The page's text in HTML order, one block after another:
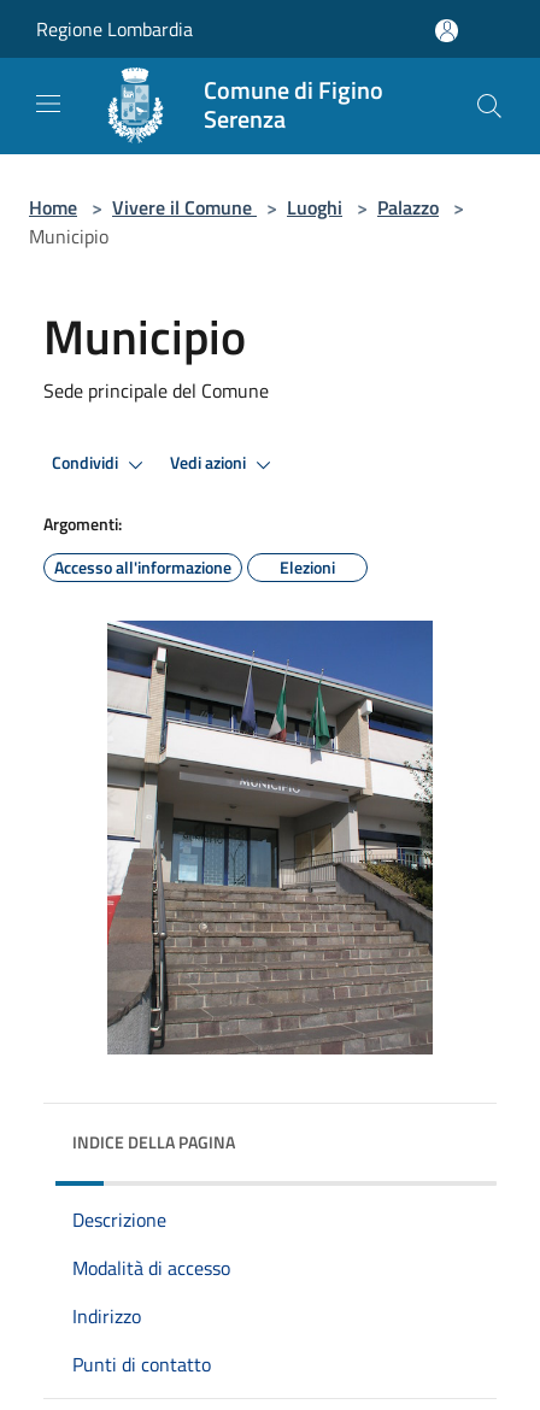
Regione Lombardia
Comune di Figino
Serenza
Home > Vivere il Comune > Luoghi > Palazzo >
Municipio
Municipio
Sede principale del Comune
Condividi Vedi azioni
Argomenti:
Accesso all'informazione
Elezioni
INDICE DELLA PAGINA
Descrizione
Modalità di accesso
Indirizzo
Punti di contatto